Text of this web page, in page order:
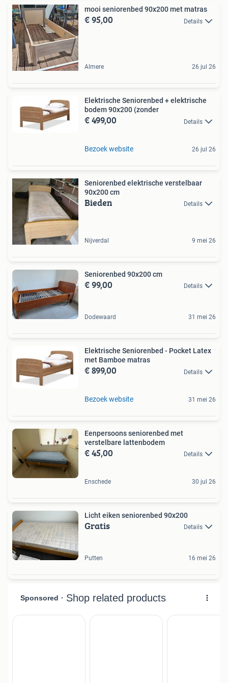
mooi seniorenbed 90x200 met matras
€ 95,00 Details
Almere 26 jul 26
Elektrische Seniorenbed + elektrische
bodem 90x200 (zonder
€ 499,00 Details
Bezoek website 26 jul 26
Seniorenbed elektrische verstelbaar
90x200 cm
Bieden Details
Nijverdal 9 mei 26
Seniorenbed 90x200 cm
€ 99,00 Details
Dodewaard 31 mei 26
Elektrische Seniorenbed - Pocket Latex
met Bamboe matras
€ 899,00 Details
Bezoek website 31 mei 26
Eenpersoons seniorenbed met
verstelbare lattenbodem
€ 45,00 Details
Enschede 30 jul 26
Licht eiken seniorenbed 90x200
Gratis Details
Putten 16 mei 26